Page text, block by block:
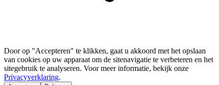
Door op "Accepteren" te klikken, gaat u akkoord met het opslaan
van cookies op uw apparaat om de sitenavigatie te verbeteren en het
sitegebruik te analyseren. Voor meer informatie, bekijk onze
Privacyverklaring.